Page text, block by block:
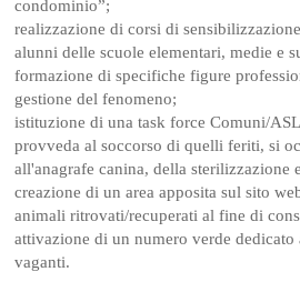
condominio”;
realizzazione di corsi di
alunni delle scuole elementari, medie e
formazione di specifiche figure
gestione del fenomeno;
istituzione di una task force Comuni/
provveda al soccorso di quelli feriti, si
all'anagrafe canina, della
creazione di un area apposita sul sito
animali ritrovati/recuperati al fine di
attivazione di un numero verde
vaganti.